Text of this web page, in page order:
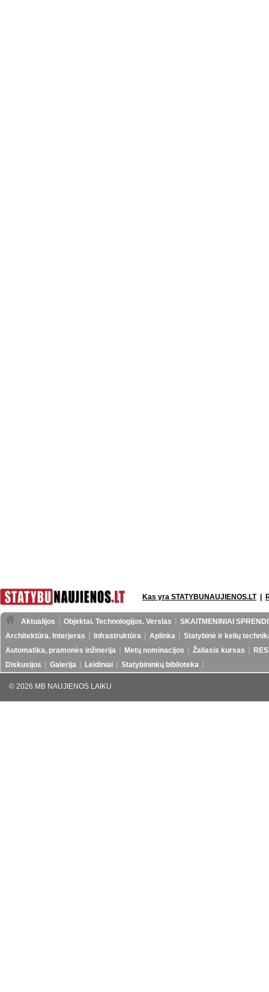
Kas yra STATYBUNAUJIENOS.LT|
Aktualijos Objektai. Technologijos. Verslas
SKAITMENINIAI
Architektūra. Interjeras
Infrastruktūra Aplinka
Statybinė ir kelių
Automatika, pramonės inžinerija
Metų nominacijos Žaliasis kursas
Diskusijos
Galerija Leidiniai Statybininkų biblioteka
© 2026 MB NAUJIENOS LAIKU